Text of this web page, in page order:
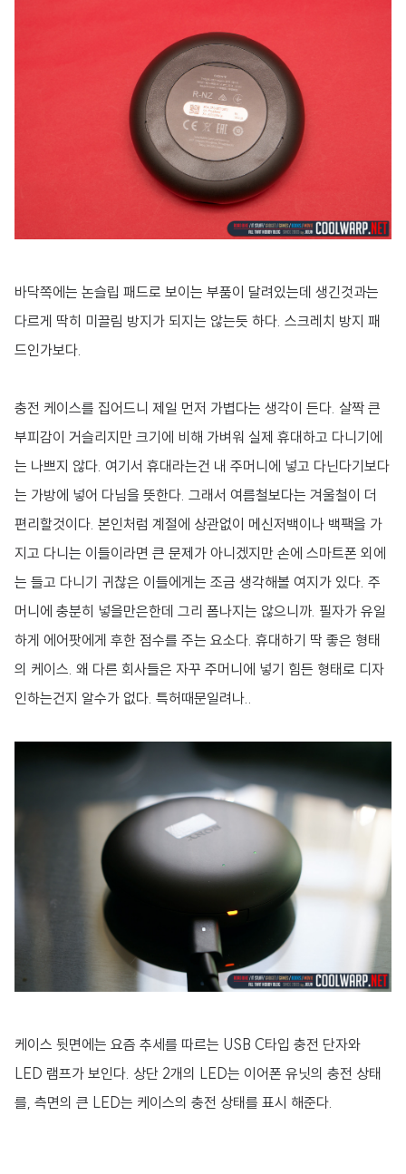
바닥쪽에는 논슬립 패드로 보이는 부품이 달려있는데 생긴것과는
다르게 딱히 미끌림 방지가 되지는 않는듯 하다. 스크레치 방지 패
드인가보다.
충전 케이스를 집어드니 제일 먼저 가볍다는 생각이 든다. 살짝 큰
부피감이 거슬리지만 크기에 비해 가벼워 실제 휴대하고 다니기에
는 나쁘지 않다. 여기서 휴대라는건 내 주머니에 넣고 다닌다기보다
는 가방에 넣어 다님을 뜻한다. 그래서 여름철보다는 겨울철이 더
편리할것이다. 본인처럼 계절에 상관없이 메신저백이나 백팩을 가
지고 다니는 이들이라면 큰 문제가 아니겠지만 손에 스마트폰 외에
는 들고 다니기 귀찮은 이들에게는 조금 생각해볼 여지가 있다. 주
머니에 충분히 넣을만은한데 그리 폼나지는 않으니까. 필자가 유일
하게 에어팟에게 후한 점수를 주는 요소다. 휴대하기 딱 좋은 형태
의 케이스. 왜 다른 회사들은 자꾸 주머니에 넣기 힘든 형태로 디자
인하는건지 알수가 없다. 특허때문일려나..
케이스 뒷면에는 요즘 추세를 따르는 USB C타입 충전 단자와
LED 램프가 보인다. 상단 2개의 LED는 이어폰 유닛의 충전 상태
를, 측면의 큰 LED는 케이스의 충전 상태를 표시 해준다.